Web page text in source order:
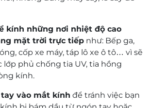
kính những nơi nhiệt độ cao
mặt trời trực tiếp như: Bếp ga,
cốp xe máy, táp lô xe ô tô… vì sẽ
lớp phủ chống tia UV, tia hồng
kính.
vào mắt kính để tránh việc bạn